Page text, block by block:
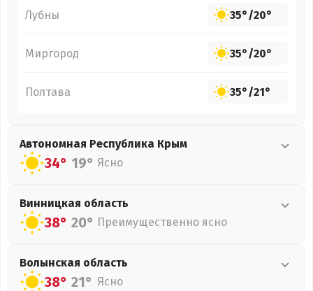
Лубны 35°/20°
Миргород 35°/20°
Полтава 35°/21°
Автономная Республика Крым
34° 19° Ясно
Винницкая область
38° 20° Преимущественно ясно
Волынская область
38° 21° Ясно